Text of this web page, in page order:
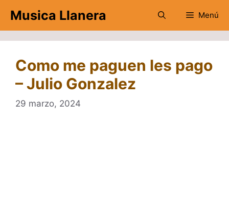
contenido
Musica Llanera Menú
Como me paguen les pago
– Julio Gonzalez
29 marzo, 2024